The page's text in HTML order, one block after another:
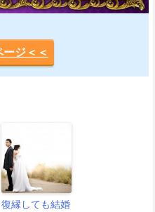
ージ＜＜
復縁しても結婚